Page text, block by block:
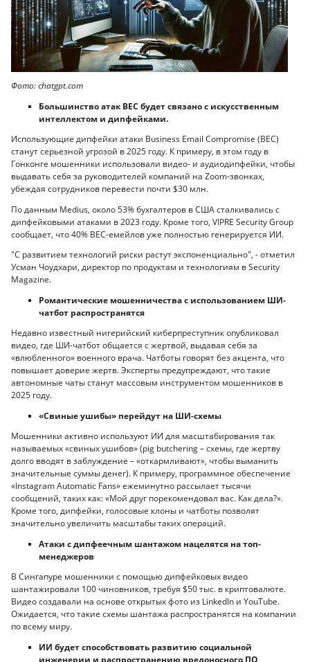
Фото: chatgpt.com
Большинство атак BEC будет связано с искусственным
интеллектом и дипфейками.
Использующие дипфейки атаки Business Email Compromise (BEC)
станут серьезной угрозой в 2025 году. К примеру, в этом году в
Гонконге мошенники использовали видео- и аудиодипфейки, чтобы
выдавать себя за руководителей компаний на Zoom-звонках,
убеждая сотрудников перевести почти $30 млн.
По данным Medius, около 53% бухгалтеров в США сталкивались с
дипфейковыми атаками в 2023 году. Кроме того, VIPRE Security Group
сообщает, что 40% BEC-емейлов уже полностью генерируется ИИ.
"С развитием технологий риски растут экспоненциально", - отметил
Усман Чоудхари, директор по продуктам и технологиям в Security
Magazine.
Романтические мошенничества с использованием ШИ-
чатбот распространятся
Недавно известный нигерийский киберпреступник опубликовал
видео, где ШИ-чатбот общается с жертвой, выдавая себя за
«влюбленного» военного врача. Чатботы говорят без акцента, что
повышает доверие жертв. Эксперты предупреждают, что такие
автономные чаты станут массовым инструментом мошенников в
2025 году.
«Свиные ушибы» перейдут на ШИ-схемы
Мошенники активно используют ИИ для масштабирования так
называемых «свиных ушибов» (pig butchering – схемы, где жертву
долго вводят в заблуждение – «откармливают», чтобы выманить
значительные суммы денег). К примеру, программное обеспечение
«Instagram Automatic Fans» ежеминутно рассылает тысячи
сообщений, таких как: «Мой друг порекомендовал вас. Как дела?».
Кроме того, дипфейки, голосовые клоны и чатботы позволят
значительно увеличить масштабы таких операций.
Атаки с дипфеечным шантажом нацелятся на топ-
менеджеров
В Сингапуре мошенники с помощью дипфейковых видео
шантажировали 100 чиновников, требуя $50 тыс. в криптовалюте.
Видео создавали на основе открытых фото из LinkedIn и YouTube.
Ожидается, что такие схемы шантажа распространятся на компании
по всему миру.
ИИ будет способствовать развитию социальной
инженерии и распространению вредоносного ПО